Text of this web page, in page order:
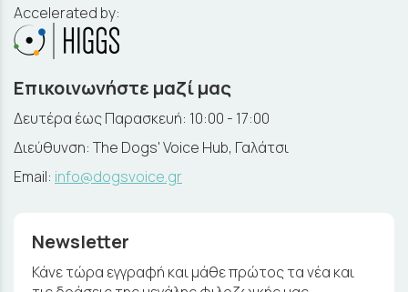
Accelerated by:
Επικοινωνήστε μαζί μας
Δευτέρα έως Παρασκευή: 10:00 - 17:00
Διεύθυνση: The Dogs' Voice Hub, Γαλάτσι
Email: info@dogsvoice.gr
Newsletter
Κάνε τώρα εγγραφή και μάθε πρώτος τα νέα και